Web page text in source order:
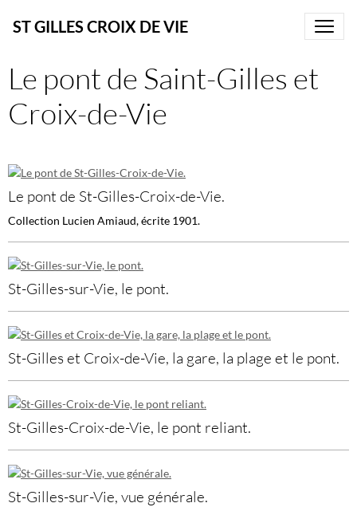
ST GILLES CROIX DE VIE
Le pont de Saint-Gilles et
Croix-de-Vie
Le pont de St-Gilles-Croix-de-Vie.
Collection Lucien Amiaud, écrite 1901.
St-Gilles-sur-Vie, le pont.
St-Gilles et Croix-de-Vie, la gare, la plage et le pont.
St-Gilles-Croix-de-Vie, le pont reliant.
St-Gilles-sur-Vie, vue générale.